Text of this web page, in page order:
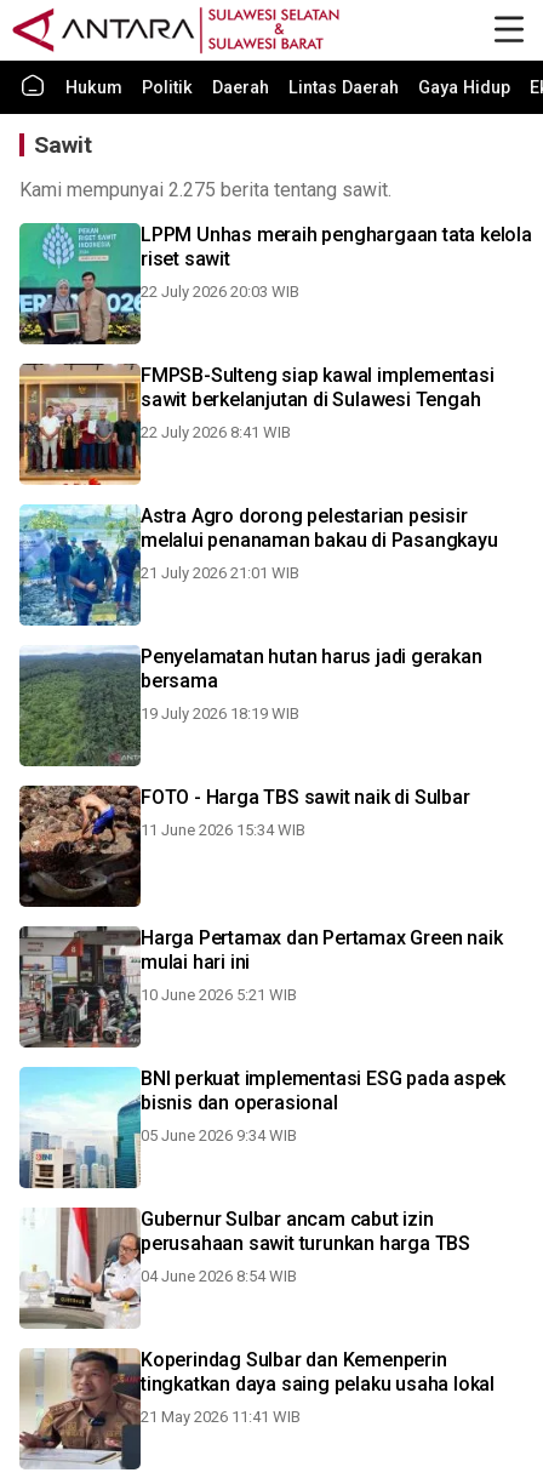
Hukum Politik Daerah Lintas Daerah Gaya Hidup
Sawit
Kami mempunyai 2.275 berita tentang sawit.
LPPM Unhas meraih penghargaan tata kelola
riset sawit
22 July 2026 20:03 WIB
FMPSB-Sulteng siap kawal implementasi
sawit berkelanjutan di Sulawesi Tengah
22 July 2026 8:41 WIB
Astra Agro dorong pelestarian pesisir
melalui penanaman bakau di Pasangkayu
21 July 2026 21:01 WIB
Penyelamatan hutan harus jadi gerakan
bersama
19 July 2026 18:19 WIB
FOTO - Harga TBS sawit naik di Sulbar
11 June 2026 15:34 WIB
Harga Pertamax dan Pertamax Green naik
mulai hari ini
10 June 2026 5:21 WIB
BNI perkuat implementasi ESG pada aspek
bisnis dan operasional
05 June 2026 9:34 WIB
Gubernur Sulbar ancam cabut izin
perusahaan sawit turunkan harga TBS
04 June 2026 8:54 WIB
Koperindag Sulbar dan Kemenperin
tingkatkan daya saing pelaku usaha lokal
21 May 2026 11:41 WIB